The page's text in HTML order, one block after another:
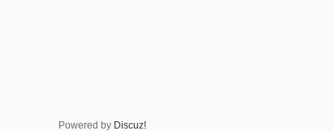
Powered by Discuz!